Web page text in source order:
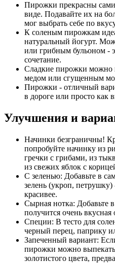
Пирожки прекрасны сами
виде. Подавайте их на
мог выбрать себе по
К соленым пирожкам
натуральный йогурт.
или грибным бульоном -
сочетание.
Сладкие пирожки можно
медом или сгущенным
Пирожки - отличный
в дороге или просто как
Улучшения и
Начинки безграничны!
попробуйте начинку из
гречки с грибами, из
из свежих яблок с
С зеленью: Добавьте в
зелень (укроп, петрушку)
красивее.
Сырная нотка: Добавьте
получится очень
Специи: В тесто для
черный перец, паприку
Запеченный вариант:
пирожки можно
золотистого цвета,